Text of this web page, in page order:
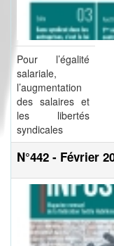
Pour l’égalité
salariale,
l’augmentation
des salaires et
les libertés
syndicales
N°442 - Février